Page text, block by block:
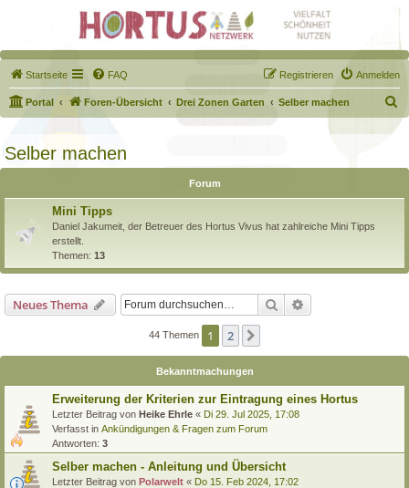
Startseite FAQ Anmelden
Registrieren
Portal Foren-Übersicht Drei Zonen Garten Selber machen
u
h
Selber machen
Forum
Mini Tipps
Daniel Jakumeit, der Betreuer des Hortus Vivus hat zahlreiche Mini Tipps
erstellt.
Themen: 13
Neues Thema Suche
44 Themen 1 2
Bekanntmachungen
Erweiterung der Kriterien zur Eintragung eines Hortus
Letzter Beitrag von Heike Ehrle « Di 29. Jul 2025, 17:08
Verfasst in Ankündigungen & Fragen zum Forum
Antworten: 3
Selber machen - Anleitung und Übersicht
Letzter Beitrag von Polarwelt « Do 15. Feb 2024, 17:02